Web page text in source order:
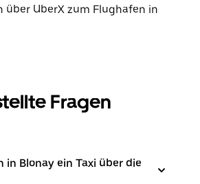
über UberX zum Flughafen in
Fragen
in Blonay ein Taxi über die